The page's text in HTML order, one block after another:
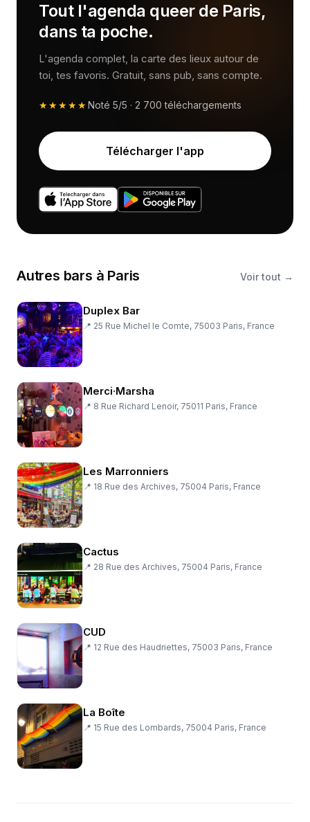
Tout l'agenda queer de Paris,
dans ta poche.
L'agenda complet, la carte des lieux autour de
toi, tes favoris. Gratuit, sans pub, sans compte.
★★★★★Noté 5/5 · 2 700 téléchargements
Télécharger l'app
Autres bars à Paris Voir tout →
Duplex Bar
📍 25 Rue Michel le Comte, 75003 Paris, France
Merci·Marsha
📍 8 Rue Richard Lenoir, 75011 Paris, France
Les Marronniers
📍 18 Rue des Archives, 75004 Paris, France
Cactus
📍 28 Rue des Archives, 75004 Paris, France
CUD
📍 12 Rue des Haudriettes, 75003 Paris, France
La Boîte
📍 15 Rue des Lombards, 75004 Paris, France